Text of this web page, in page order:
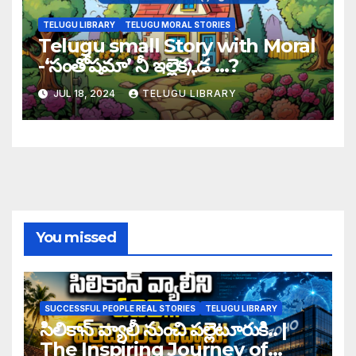
TELUGU LIBRARY TELUGU MORAL STORIES
Telugu small Story with Moral
-‘సంతోషమా’ నీ ఇల్లెక్కడ …?
JUL 18, 2024 TELUGU LIBRARY
You missed
SUCCESSFUL PEOPLE REAL STORIES TELUGU LIBRARY
సిలికాన్ వ్యాలీ నుంచి పల్లెటూరుకి.. |
The Inspiring Journey of